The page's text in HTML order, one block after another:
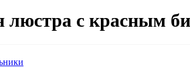
люстра с красным